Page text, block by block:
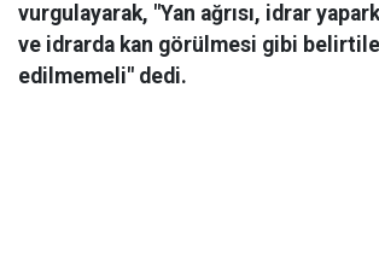
vurgulayarak, "Yan ağrısı, idrar
ve idrarda kan görülmesi gibi
edilmemeli" dedi.